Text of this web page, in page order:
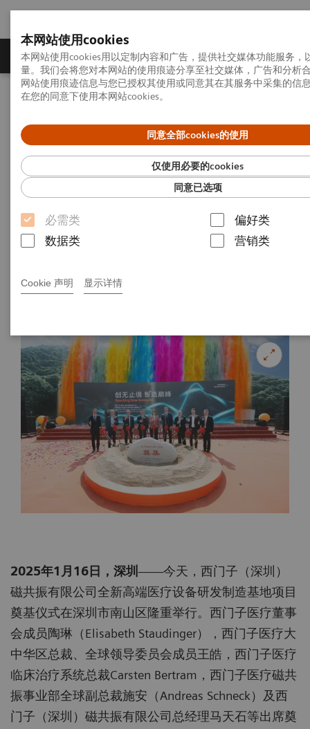
本网站使用cookies
本网站使用cookies用以定制内容和广告，提供社交媒体功能服务，
量。我们会将您对本网站的使用痕迹分享至社交媒体，广告和分析
网站使用痕迹信息与您已授权其使用或同意其在其服务中采集的信
在您的同意下使用本网站cookies。
同意全部cookies的使用
仅使用必要的cookies
同意已选项
必需类
偏好类
数据类
营销类
Cookie 声明 显示详情
产品一览 疾病与临床解决方案 相关信息
首页 新闻发布
新闻稿
西门子医疗在深圳举行全新研
发制造基地奠基仪式
投资逾10亿打造世界级产业高地，立足大湾区
共绘开放合作崭新蓝图
2025年1 月 16 日，深圳——今天，西门子（深圳）
磁共振有限公司全新高端医疗设备研发制造基地项目
奠基仪式在深圳市南山区隆重举行。西门子医疗董事
会成员陶琳（Elisabeth Staudinger），西门子医疗大
中华区总裁、全球领导委员会成员王皓，西门子医疗
临床治疗系统总裁Carsten Bertram，西门子医疗磁共
振事业部全球副总裁施安（Andreas Schneck）及西
门子（深圳）磁共振有限公司总经理马天石等出席奠